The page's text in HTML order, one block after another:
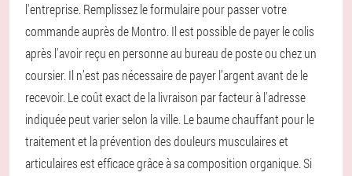
l'entreprise. Remplissez le formulaire pour passer votre
commande auprès de Montro. Il est possible de payer le colis
après l'avoir reçu en personne au bureau de poste ou chez un
coursier. Il n’est pas nécessaire de payer l’argent avant de le
recevoir. Le coût exact de la livraison par facteur à l'adresse
indiquée peut varier selon la ville. Le baume chauffant pour le
traitement et la prévention des douleurs musculaires et
articulaires est efficace grâce à sa composition organique. Si